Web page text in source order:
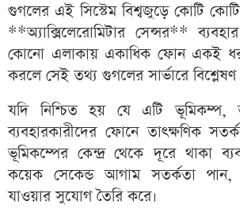
গুগলের এই সিস্টেম বিশ্বজুড়ে কোটি
**অ্যাক্সিলেরোমিটার সেন্সর**
কোনো এলাকায় একাধিক ফোন একই
করলে সেই তথ্য গুগলের সার্ভারে
যদি নিশ্চিত হয় যে এটি ভূমিকম্প,
ব্যবহারকারীদের ফোনে তাৎক্ষণিক
ভূমিকম্পের কেন্দ্র থেকে দূরে থাকা
কয়েক সেকেন্ড আগাম সতর্কতা পান,
যাওয়ার সুযোগ তৈরি করে।